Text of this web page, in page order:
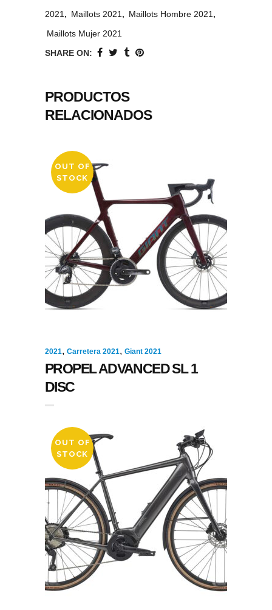
2021 , Maillots 2021 , Maillots Hombre 2021 ,
Maillots Mujer 2021
SHARE ON:
PRODUCTOS
RELACIONADOS
OUT OF
STOCK
2021, Carretera 2021, Giant 2021
PROPEL ADVANCED SL 1
DISC
OUT OF
STOCK